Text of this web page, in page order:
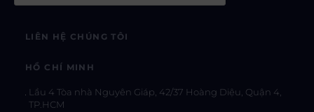
LIÊN HỆ CHÚNG TÔI
HỒ CHÍ MINH
Lầu 4 Tòa nhà Nguyên Giáp, 42/37 Hoàng Diệu, Quận 4,
TP.HCM